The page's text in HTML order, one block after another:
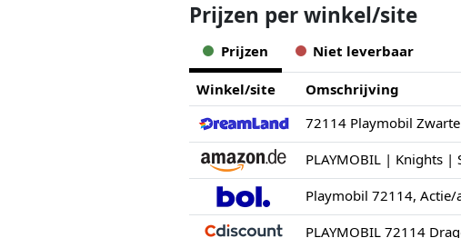
Prijzen per winkel/site
Prijzen Niet leverbaar
Winkel/site Omschrijving
72114 Playmobil
Playmobil 72114,